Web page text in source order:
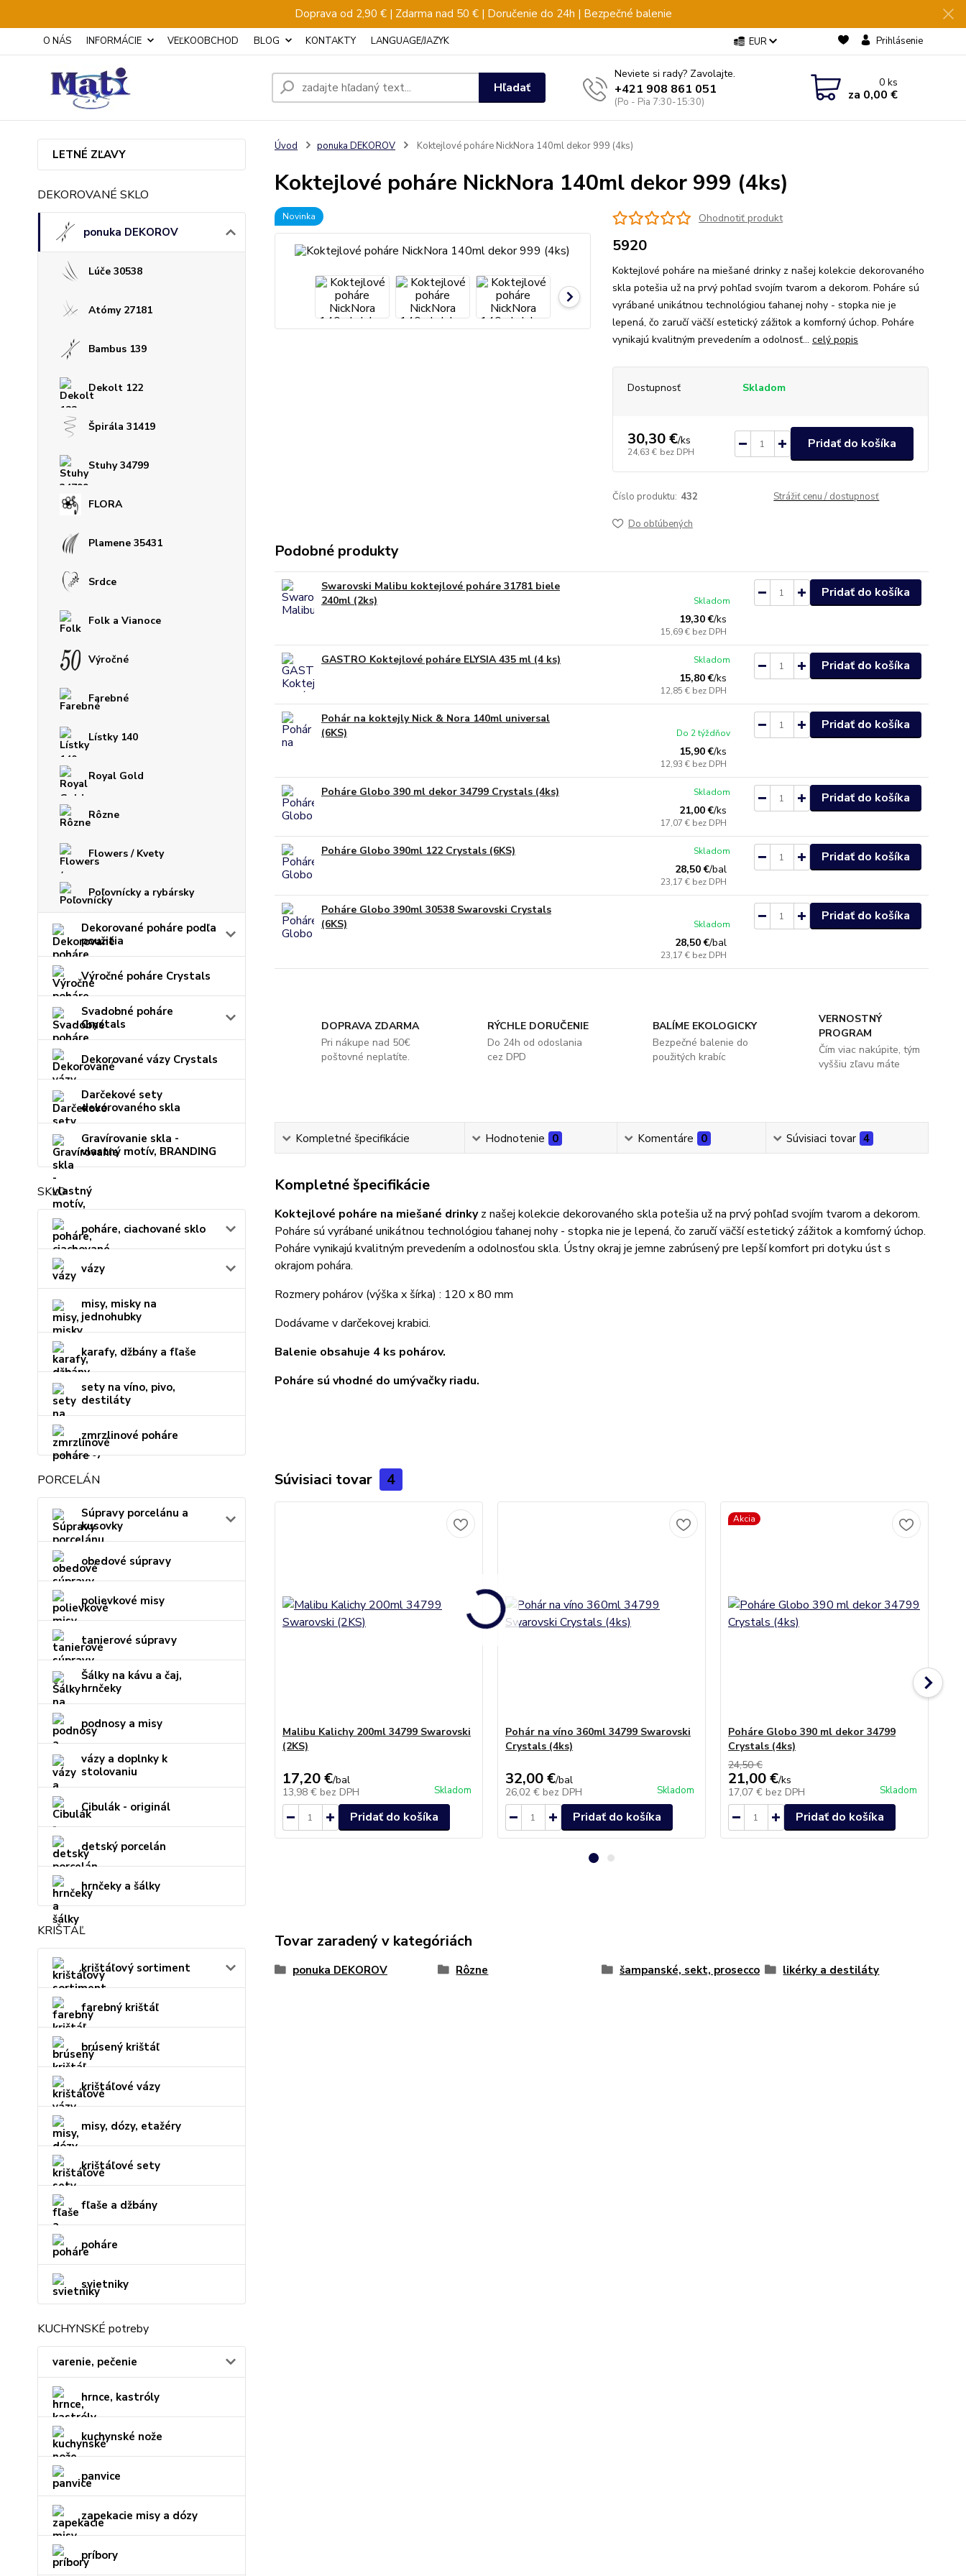
Doprava od 2,90 € | Zdarma nad 50 € | Doručenie do 24h | Bezpečné balenie
O NÁS INFORMÁCIE VEĽKOOBCHOD BLOG KONTAKTY LANGUAGE/JAZYK EUR Prihlásenie
Hľadať
Neviete si rady? Zavolajte.
+421 908 861 051
(Po - Pia 7:30-15:30)
0ks
za 0,00 €
LETNÉ ZĽAVY
DEKOROVANÉ SKLO
ponuka DEKOROV
Lúče 30538
Atómy 27181
Bambus 139
Dekolt 122
Špirála 31419
Stuhy 34799
FLORA
Plamene 35431
Srdce
Folk a Vianoce
Výročné
Farebné
Lístky 140
Royal Gold
Rôzne
Flowers / Kvety
Poľovnícky a rybársky
Dekorované poháre podľa
použitia
Výročné poháre Crystals
Svadobné poháre
Crystals
Dekorované vázy Crystals
Darčekové sety
dekorovaného skla
Gravírovanie skla -
vlastný motív, BRANDING
SKLO
poháre, ciachované sklo
vázy
misy, misky na
jednohubky
karafy, džbány a fľaše
sety na víno, pivo,
destiláty
zmrzlinové poháre
PORCELÁN
Súpravy porcelánu a
kusovky
obedové súpravy
polievkové misy
tanierové súpravy
Šálky na kávu a čaj,
hrnčeky
podnosy a misy
vázy a doplnky k
stolovaniu
Cibulák - originál
detský porcelán
hrnčeky a šálky
KRIŠTÁĽ
krištáľový sortiment
farebný krištáľ
brúsený krištáľ
krištáľové vázy
misy, dózy, etažéry
krištáľové sety
fľaše a džbány
poháre
svietniky
KUCHYNSKÉ potreby
varenie, pečenie
hrnce, kastróly
kuchynské nože
panvice
zapekacie misy a dózy
príbory
Úvod ponuka DEKOROV Koktejlové poháre NickNora 140ml dekor 999 (4ks)
Koktejlové poháre NickNora 140ml dekor 999 (4ks)
Novinka Ohodnotiť produkt
5920
Koktejlové poháre na miešané drinky z našej kolekcie dekorovaného
skla potešia už na prvý pohľad svojím tvarom a dekorom. Poháre sú
vyrábané unikátnou technológiou ťahanej nohy - stopka nie je
lepená, čo zaručí väčší estetický zážitok a komforný úchop. Poháre
vynikajú kvalitným prevedením a odolnosť... celý popis
Dostupnosť Skladom
30,30 €/ks
24,63 € bez DPH
Pridať do košíka
Číslo produktu: 432 Strážiť cenu / dostupnosť
Do obľúbených
Podobné produkty
Swarovski Malibu koktejlové poháre 31781 biele
240ml (2ks)
19,30 €/ks
15,69 € bez DPH
Skladom
Pridať do košíka
GASTRO Koktejlové poháre ELYSIA 435 ml (4 ks)
15,80 €/ks
12,85 € bez DPH
Skladom Pridať do košíka
Pohár na koktejly Nick & Nora 140ml universal
(6KS)
15,90 €/ks
12,93 € bez DPH
Do 2 týždňov
Pridať do košíka
Poháre Globo 390 ml dekor 34799 Crystals (4ks)
21,00 €/ks
17,07 € bez DPH
Skladom Pridať do košíka
Poháre Globo 390ml 122 Crystals (6KS)
28,50 €/bal
23,17 € bez DPH
Skladom Pridať do košíka
Poháre Globo 390ml 30538 Swarovski Crystals
(6KS)
28,50 €/bal
23,17 € bez DPH
Skladom
Pridať do košíka
DOPRAVA ZDARMA
Pri nákupe nad 50€
poštovné neplatíte.
RÝCHLE DORUČENIE
Do 24h od odoslania
cez DPD
BALÍME EKOLOGICKY
Bezpečné balenie do
použitých krabíc
VERNOSTNÝ
PROGRAM
Čím viac nakúpite, tým
vyššiu zľavu máte
Kompletné špecifikácie Hodnotenie 0 Komentáre 0 Súvisiaci tovar 4
Kompletné špecifikácie
Koktejlové poháre na miešané drinkyz našej kolekcie dekorovaného skla potešia už na prvý pohľad svojím tvarom a dekorom.
Poháre sú vyrábané unikátnou technológiou ťahanej nohy - stopka nie je lepená, čo zaručí väčší estetický zážitok a komforný úchop.
Poháre vynikajú kvalitným prevedením a odolnosťou skla. Ústny okraj je jemne zabrúsený pre lepší komfort pri dotyku úst s
okrajom pohára.
Rozmery pohárov (výška x šírka) : 120 x 80 mm
Dodávame v darčekovej krabici.
Balenie obsahuje 4 ks pohárov.
Poháre sú vhodné do umývačky riadu.
Súvisiaci tovar 4
Malibu Kalichy 200ml 34799 Swarovski
(2KS)
17,20 €/bal
13,98 € bez DPH Skladom
Pridať do košíka
Pohár na víno 360ml 34799 Swarovski
Crystals (4ks)
32,00 €/bal
26,02 € bez DPH Skladom
Pridať do košíka
Akcia
Poháre Globo 390 ml dekor 34799
Crystals (4ks)
24,50 €
21,00 €/ks
17,07 € bez DPH Skladom
Pridať do košíka
Tovar zaradený v kategóriách
ponuka DEKOROV Rôzne šampanské, sekt, prosecco likérky a destiláty